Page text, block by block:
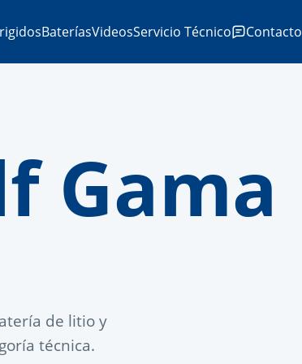
BateríasVideosServicio Técnico Contacto
Gama
de litio y
técnica.